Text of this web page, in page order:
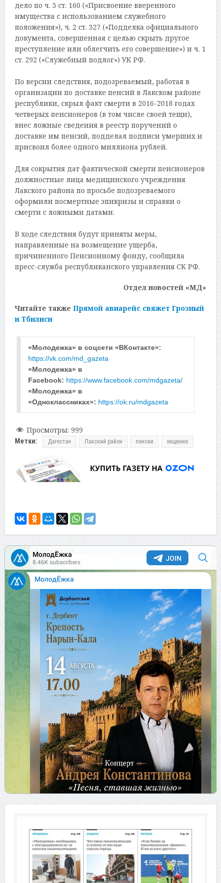
дело по ч. 3 ст. 160 («Присвоение вверенного
имущества с использованием служебного
положения»), ч. 2 ст. 327 («Подделка официального
документа, совершенная с целью скрыть другое
преступление или облегчить его совершение») и ч. 1
ст. 292 («Служебный подлог») УК РФ.
По версии следствия, подозреваемый, работая в
организации по доставке пенсий в Лакском районе
республики, скрыл факт смерти в 2016-2018 годах
четверых пенсионеров (в том числе своей тещи),
внес ложные сведения в реестр поручений о
доставке им пенсий, подделал подписи умерших и
присвоил более одного миллиона рублей.
Для сокрытия дат фактической смерти пенсионеров
должностные лица медицинского учреждения
Лакского района по просьбе подозреваемого
оформили посмертные эпикризы и справки о
смерти с ложными датами.
В ходе следствия будут приняты меры,
направленные на возмещение ущерба,
причиненного Пенсионному фонду, сообщила
пресс-служба республиканского управления СК РФ.
Отдел новостей «МД»
Читайте также Прямой авиарейс свяжет Грозный
и Тбилиси
https://vk.com/md_gazeta
«Молодежка» в
Facebook: https://www.facebook.com/mdgazeta/
«Молодежка» в
«Одноклассниках»: https://ok.ru/mdgazeta
Просмотры: 999
Метки: Дагестан Лакский район пенсии хищение